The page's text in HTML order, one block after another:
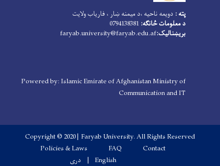
پته : دویمه ناحیه ،د میمنه ښار ، فاریاب ولایت
د معلومات څانګه: 0794138381
بریښنالیک:faryab.university@faryab.edu.af
Powered by: Islamic Emirate of Afghanistan Ministry of
Communication and IT
Copyright © 2020 | Faryab University. All Rights Reserved
Footer menu
Contact
FAQ
Policies & Laws
English
دری